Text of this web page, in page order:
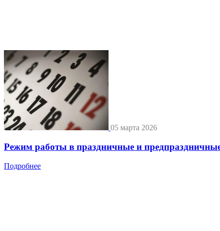
05 марта 2026
Режим работы в праздничные и
Подробнее